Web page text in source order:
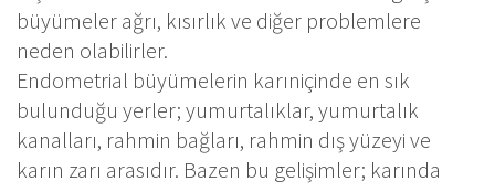
büyümeler ağrı, kısırlık ve diğer problemlere
neden olabilirler.
Endometrial büyümelerin karıniçinde en sık
bulunduğu yerler; yumurtalıklar, yumurtalık
kanalları, rahmin bağları, rahmin dış yüzeyi ve
karın zarı arasıdır. Bazen bu gelişimler; karında